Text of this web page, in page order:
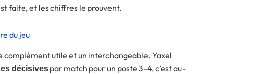
faite, et les chiffres le prouvent.
du jeu
complément utile et un interchangeable. Yaxel
décisives par match pour un poste 3-4, c’est au-